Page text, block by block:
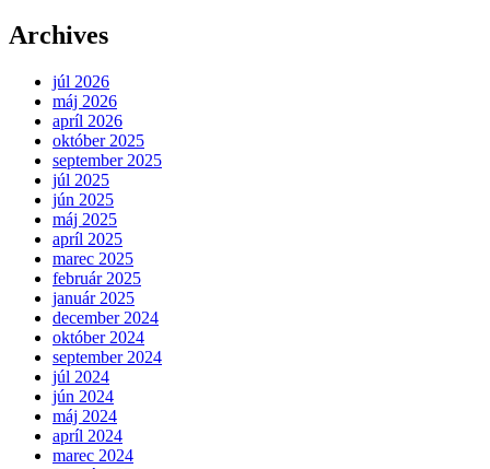
Archives
júl 2026
máj 2026
apríl 2026
október 2025
september 2025
júl 2025
jún 2025
máj 2025
apríl 2025
marec 2025
február 2025
január 2025
december 2024
október 2024
september 2024
júl 2024
jún 2024
máj 2024
apríl 2024
marec 2024